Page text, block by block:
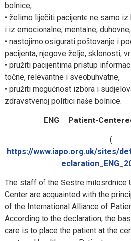
bolnice,
• želimo liječiti pacijente ne samo
i iz emocionalne, mentalne,
• nastojimo osigurati poštovanje i
pacijenta, njegove želje, sklonosti,
• pružiti pacijentima pristup
točne, relevantne i sveobuhvatne,
• pružiti mogućnost izbora i
zdravstvenoj politici naše bolnice.
ENG – Patient-
(
https://www.iapo.org.uk/sites/
The staff of the Sestre milosrdnice
Center are acquainted with the
of the International Alliance of
According to the declaration, the
care is to place the patient at the